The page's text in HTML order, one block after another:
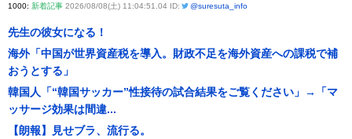
1000: 新着記事 2026/08/08(土) 11:04:51.04 ID: @suresuta_info
先生の彼女になる！
海外「中国が世界資産税を導入。財政不足を海外資産への課税で補
おうとする」
韓国人「“韓国サッカー”性接待の試合結果をご覧ください」→「マ
ッサージ効果は間違...
【朗報】見せブラ、流行る。